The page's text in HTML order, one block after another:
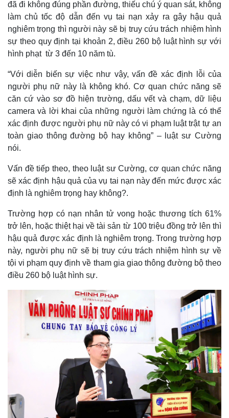
Tỷ giá
Chứng khoán
Giá cà phê
Vụ án
Tin nóng
Quân sự - Quốc phòng
Vũ khí
Việt Nam
đã đi không đúng phần đường, thiếu chú ý quan sát, không
làm chủ tốc độ dẫn đến vụ tai nạn xảy ra gây hậu quả
nghiêm trọng thì người này sẽ bị truy cứu trách nhiệm hình
sự theo quy định tại khoản 2, điều 260 bộ luật hình sự với
hình phạt từ 3 đến 10 năm tù.
“Với diễn biến sự việc như vậy, vấn đề xác định lỗi của
người phụ nữ này là không khó. Cơ quan chức năng sẽ
căn cứ vào sơ đồ hiện trường, dấu vết và chạm, dữ liệu
camera và lời khai của những người làm chứng là có thể
xác định được người phụ nữ này có vi phạm luật trật tự an
toàn giao thông đường bộ hay không” – luật sư Cường
nói.
Vấn đề tiếp theo, theo luật sư Cường, cơ quan chức năng
sẽ xác định hậu quả của vụ tai nạn này đến mức được xác
định là nghiêm trọng hay không?.
Trường hợp có nạn nhân tử vong hoặc thương tích 61%
trở lên, hoặc thiệt hại về tài sản từ 100 triệu đồng trở lên thì
hậu quả được xác định là nghiêm trọng. Trong trường hợp
này, người phụ nữ sẽ bị truy cứu trách nhiệm hình sự về
tội vi phạm quy định về tham gia giao thông đường bộ theo
điều 260 bộ luật hình sự.